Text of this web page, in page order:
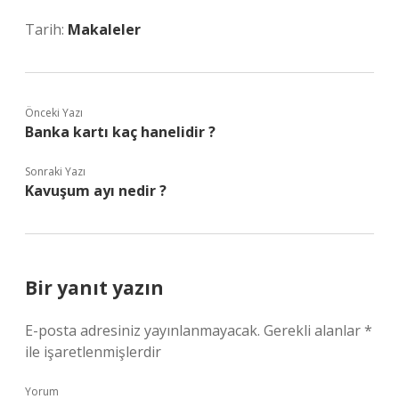
Tarih: Makaleler
Önceki Yazı
Banka kartı kaç hanelidir ?
Sonraki Yazı
Kavuşum ayı nedir ?
Bir yanıt yazın
E-posta adresiniz yayınlanmayacak. Gerekli alanlar*
ile işaretlenmişlerdir
Yorum